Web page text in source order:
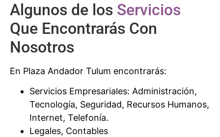
Algunos de los Servicios
Que Encontrarás Con
Nosotros
En Plaza Andador Tulum encontrarás:
Servicios Empresariales: Administración,
Tecnología, Seguridad, Recursos Humanos,
Internet, Telefonía.
Legales, Contables